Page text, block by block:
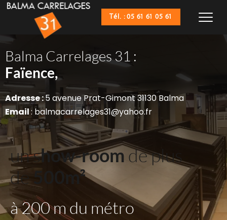
Tél. : 05 61 61 05 61
Balma Carrelages 31 :
Faïence,
Sanitaires,
Adresse : 5 avenue Prat-Gimont 31130 Balma
Email : balmacarrelages31@yahoo.fr
un show-room de plus
de 500m²
à 200 m du métro